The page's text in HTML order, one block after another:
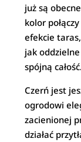
już są
kolor
efekcie
jak
spójną całość.
Czerń jest
ogrodowi
zacienionej
działać